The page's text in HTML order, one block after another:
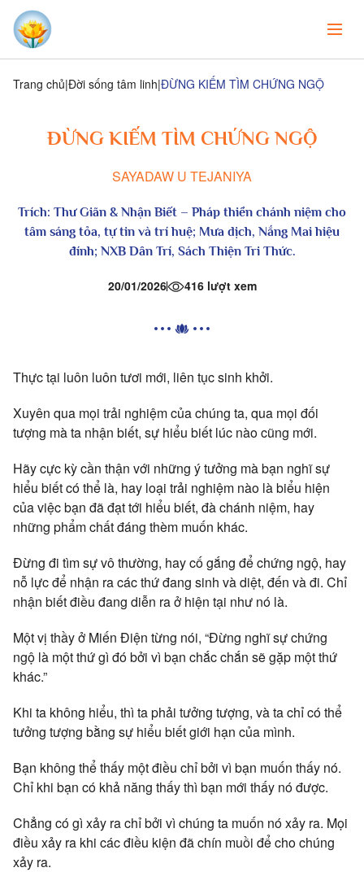
Trang chủ Đời sống tâm linh ĐỪNG KIẾM TÌM CHỨNG NGỘ
ĐỪNG KIẾM TÌM CHỨNG NGỘ
SAYADAW U TEJANIYA
Trích: Thư Giãn & Nhận Biết – Pháp thiền chánh niệm cho
tâm sáng tỏa, tự tin và trí huệ; Mưa dịch, Nắng Mai hiệu
đính; NXB Dân Trí, Sách Thiện Tri Thức.
20/01/2026 416 lượt xem
Thực tại luôn luôn tươi mới, liên tục sinh khởi.
Xuyên qua mọi trải nghiệm của chúng ta, qua mọi đối
tượng mà ta nhận biết, sự hiểu biết lúc nào cũng mới.
Hãy cực kỳ cần thận với những ý tưởng mà bạn nghĩ sự
hiểu biết có thể là, hay loại trải nghiệm nào là biểu hiện
của việc bạn đã đạt tới hiểu biết, đà chánh niệm, hay
những phẩm chất đáng thèm muốn khác.
Đừng đi tìm sự vô thường, hay cố gắng để chứng ngộ, hay
nỗ lực để nhận ra các thứ đang sinh và diệt, đến và đi. Chỉ
nhận biết điều đang diễn ra ở hiện tại như nó là.
Một vị thầy ở Miến Điện từng nói, “Đừng nghĩ sự chứng
ngộ là một thứ gì đó bởi vì bạn chắc chắn sẽ gặp một thứ
khác.”
Khi ta không hiểu, thì ta phải tưởng tượng, và ta chỉ có thể
tưởng tượng bằng sự hiểu biết giới hạn của mình.
Bạn không thể thấy một điều chỉ bởi vì bạn muốn thấy nó.
Chỉ khi bạn có khả năng thấy thì bạn mới thấy nó được.
Chẳng có gì xảy ra chỉ bởi vì chúng ta muốn nó xảy ra. Mọi
điều xảy ra khi các điều kiện đã chín muồi để cho chúng
xảy ra.